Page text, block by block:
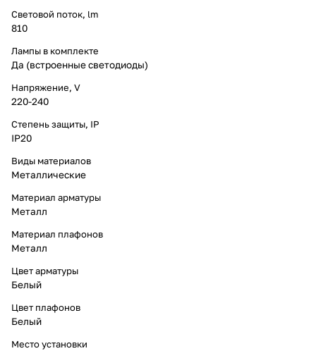
Световой поток, lm
810
Лампы в комплекте
Да (встроенные светодиоды)
Напряжение, V
220-240
Степень защиты, IP
IP20
Виды материалов
Металлические
Материал арматуры
Металл
Материал плафонов
Металл
Цвет арматуры
Белый
Цвет плафонов
Белый
Место установки